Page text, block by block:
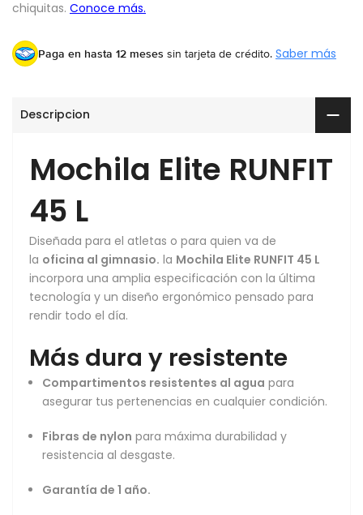
Paga en hasta 12 meses sin tarjeta de crédito. Saber más
Descripcion
Mochila Elite RUNFIT
45 L
Diseñada para el atletas o para quien va de
la oficina al gimnasio. la Mochila Elite RUNFIT 45 L
incorpora una amplia especificación con la última
tecnología y un diseño ergonómico pensado para
rendir todo el día.
Más dura y resistente
Compartimentos resistentes al agua para
asegurar tus pertenencias en cualquier condición.
Fibras de nylon para máxima durabilidad y
resistencia al desgaste.
Garantía de 1 año.